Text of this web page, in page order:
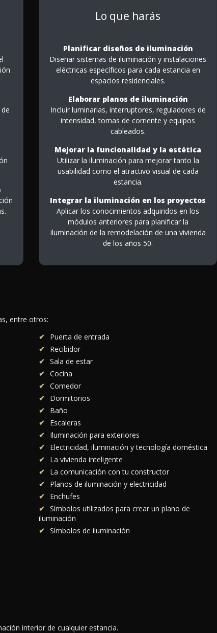
Lo que harás
Planificar diseños de iluminación
Diseñar sistemas de iluminación y instalaciones
eléctricas específicos para cada estancia en
espacios residenciales.
Elaborar planos de iluminación
Incluir luminarias, interruptores, reguladores de
intensidad, tomas de corriente y equipos
cableados.
Mejorar la funcionalidad y la estética
Utilizar la iluminación para mejorar tanto la
usabilidad como el atractivo visual de cada
estancia.
Integrar la iluminación en los proyectos
Aplicar los conocimientos adquiridos en los
módulos anteriores para planificar la
iluminación de la remodelación de una vivienda
de los años 50.
entre otros:
Puerta de entrada
Recibidor
Sala de estar
Cocina
Comedor
Dormitorios
Baño
Escaleras
Iluminación para exteriores
Electricidad, iluminación y tecnología doméstica
La vivienda inteligente
La comunicación con tu constructor
Planos de iluminación y electricidad
Enchufes
Símbolos utilizados para crear un plano de
iluminación
Símbolos de iluminación
interior de cualquier estancia.